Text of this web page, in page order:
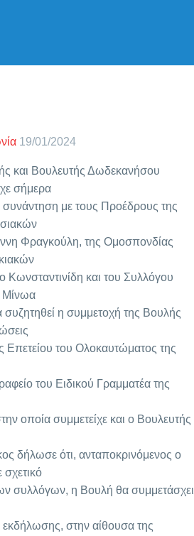
19/01/2024
και Βουλευτής Δωδεκανήσου
σήμερα
με τους Προέδρους της
Φραγκούλη, της Ομοσπονδίας
και του Συλλόγου
Μίνωα
η συμμετοχή της Βουλής
Επετείου του Ολοκαυτώματος της
του Ειδικού Γραμματέα της
οποία συμμετείχε και ο Βουλευτής
δήλωσε ότι, ανταποκρινόμενος ο
συλλόγων, η Βουλή θα συμμετάσχει
εκδήλωσης, στην αίθουσα της